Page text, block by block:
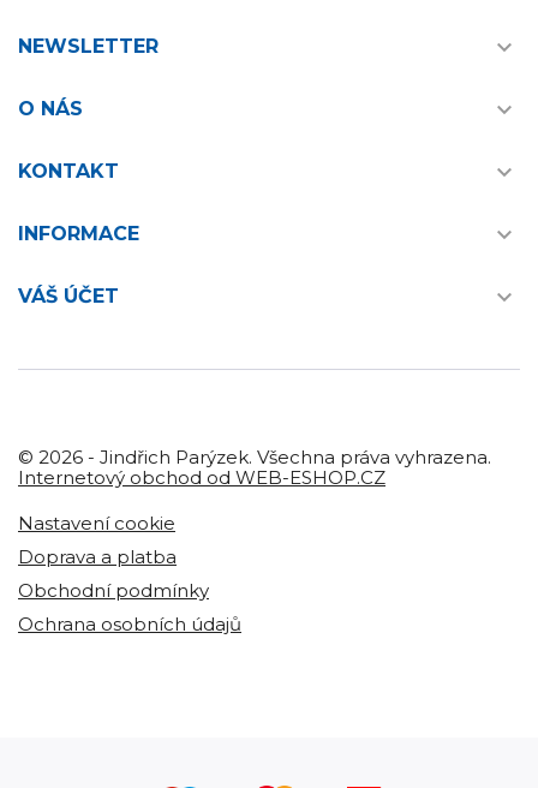
NEWSLETTER 
O NÁS 
KONTAKT 
INFORMACE 
VÁŠ ÚČET 
© 2026 - Jindřich Parýzek. Všechna práva vyhrazena.
Internetový obchod od WEB-ESHOP.CZ
Nastavení cookie
Doprava a platba
Obchodní podmínky
Ochrana osobních údajů